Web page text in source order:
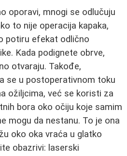
oporavi, mnogi se odlučuju
to nije operacija kapaka,
potiru efekat odlično
Kada podignete obrve,
otvaraju. Takođe,
se u postoperativnom toku
ožiljcima, već se koristi za
bora oko očiju koje samim
mogu da nestanu. To je ona
oko oka vraća u glatko
obazrivi: laserski